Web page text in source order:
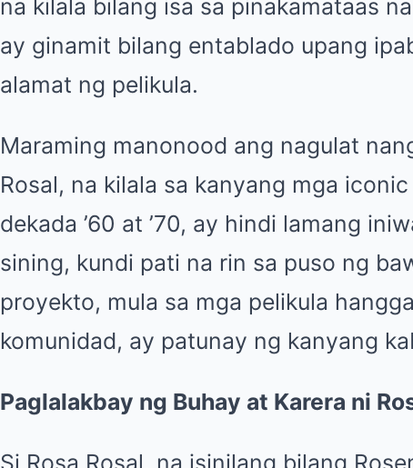
na kilala bilang isa sa pinakamataas
ay ginamit bilang entablado upang
alamat ng pelikula.
Maraming manonood ang nagulat
Rosal, na kilala sa kanyang mga
dekada ’60 at ’70, ay hindi lamang
sining, kundi pati na rin sa puso ng
proyekto, mula sa mga pelikula
komunidad, ay patunay ng kanyang
Paglalakbay ng Buhay at Karera ni
Si Rosa Rosal, na isinilang bilang